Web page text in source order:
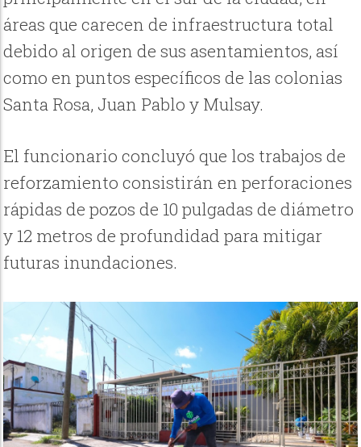
áreas que carecen de infraestructura total
debido al origen de sus asentamientos, así
como en puntos específicos de las colonias
Santa Rosa, Juan Pablo y Mulsay.
El funcionario concluyó que los trabajos de
reforzamiento consistirán en perforaciones
rápidas de pozos de 10 pulgadas de diámetro
y 12 metros de profundidad para mitigar
futuras inundaciones.